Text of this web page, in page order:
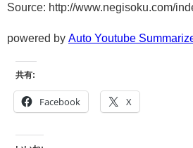
Source: http://www.negisoku.com/
powered by Auto Youtube
共有:
Facebook X